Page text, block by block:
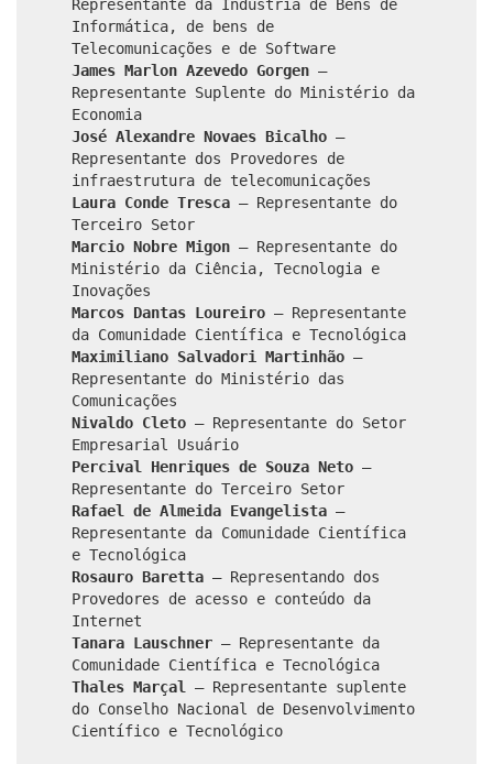
Representante da Indústria de Bens de
Informática, de bens de
Telecomunicações e de Software
James Marlon Azevedo Gorgen –
Representante Suplente do Ministério da
Economia
José Alexandre Novaes Bicalho –
Representante dos Provedores de
infraestrutura de telecomunicações
Laura Conde Tresca – Representante do
Terceiro Setor
Marcio Nobre Migon – Representante do
Ministério da Ciência, Tecnologia e
Inovações
Marcos Dantas Loureiro – Representante
da Comunidade Científica e Tecnológica
Maximiliano Salvadori Martinhão –
Representante do Ministério das
Comunicações
Nivaldo Cleto – Representante do Setor
Empresarial Usuário
Percival Henriques de Souza Neto –
Representante do Terceiro Setor
Rafael de Almeida Evangelista –
Representante da Comunidade Científica
e Tecnológica
Rosauro Baretta – Representando dos
Provedores de acesso e conteúdo da
Internet
Tanara Lauschner – Representante da
Comunidade Científica e Tecnológica
Thales Marçal
– Representante suplente
do Conselho Nacional de Desenvolvimento
Científico e Tecnológico